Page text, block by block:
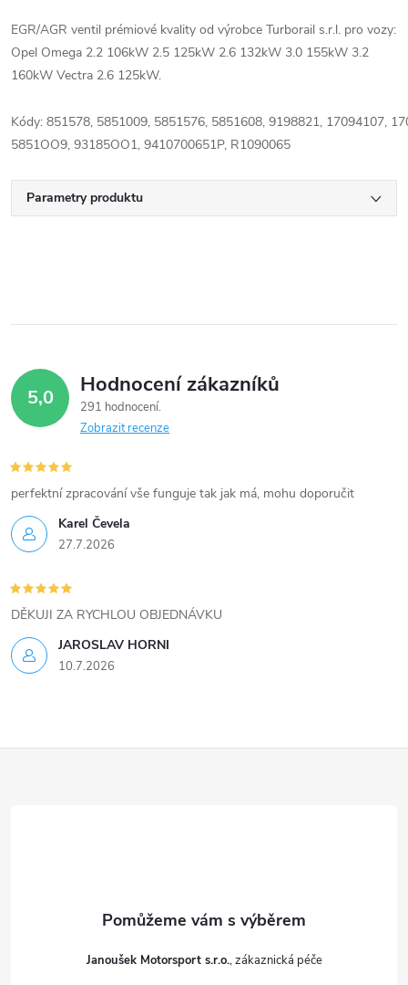
EGR/AGR ventil prémiové kvality od výrobce Turborail s.r.l. pro vozy:
Opel Omega 2.2 106kW 2.5 125kW 2.6 132kW 3.0 155kW 3.2
160kW Vectra 2.6 125kW.
Kódy: 851578, 5851009, 5851576, 5851608, 9198821, 17094107,
5851OO9, 93185OO1, 9410700651P, R1090065
Parametry produktu
5,0 Hodnocení zákazníků
291 hodnocení
Zobrazit recenze
Karel Čevela
27.7.2026
perfektní zpracování vše funguje tak jak má, mohu doporučit
JAROSLAV HORNI
10.7.2026
DĚKUJI ZA RYCHLOU OBJEDNÁVKU
Janoušek Motorsport s.r.o.